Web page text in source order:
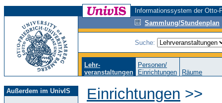
Informationssystem der
Sammlung/Stundenplan
Suche:
Lehr-
veranstaltungen
Personen/
Einrichtungen
Räume
Außerdem im UnivIS Einrichtungen >>